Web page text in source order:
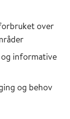
over
informative
og behov